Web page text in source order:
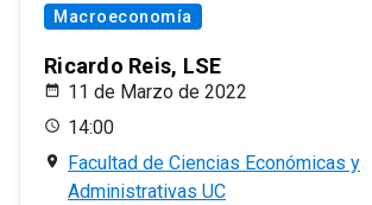
Macroeconomía
Ricardo Reis, LSE
11 de Marzo de 2022
14:00
Facultad de Ciencias Económicas y
Administrativas UC